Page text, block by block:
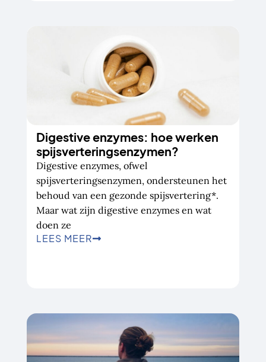
Digestive enzymes: hoe werken
spijsverteringsenzymen?
Digestive enzymes, ofwel
spijsverteringsenzymen, ondersteunen het
behoud van een gezonde spijsvertering*.
Maar wat zijn digestive enzymes en wat
doen ze
LEES MEER